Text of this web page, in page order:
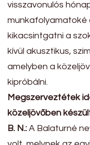
visszavonulós
munkafolyamatoké
kikacsintgatni a
kívül akusztikus,
amelyben a
kipróbálni.
Megszerveztétek
közeljövőben
B. N.: A Balaturné